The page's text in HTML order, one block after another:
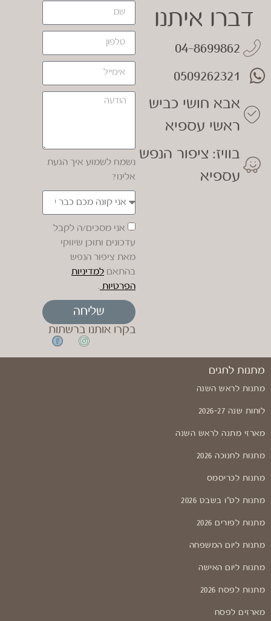
דברו איתנו
04-8699862
0509262321
אבא חושי כביש
ראשי עספיא
בוויז: ציפור הנפש
עספיא
נשמח לשמוע איך הגעת
אלינו?
אני מסכים/ה לקבל
עדכונים ותוכן שיווקי
מאת ציפור הנפש
בהתאם למדיניות
הפרטיות .
שליחה
בקרו אותנו ברשתות
מתנות לחגים
מתנות לראש השנה
לוחות שנה 2026-27
מארזי מתנה לראש השנה
מתנות לחנוכה 2026
מתנות לכריסמס
מתנות לט"ו בשבט 2026
מתנות לפורים 2026
מתנות ליום המשפחה
מתנות ליום האישה
מתנות לפסח 2026
מארזים לפסח